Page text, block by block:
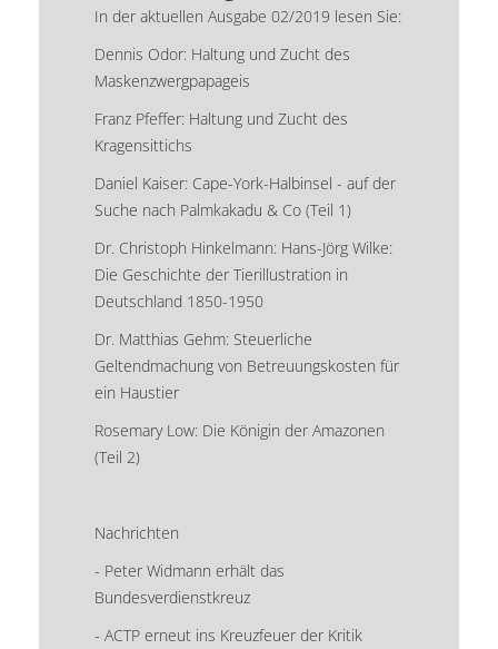
In der aktuellen Ausgabe 02/2019 lesen Sie:
Dennis Odor: Haltung und Zucht des
Maskenzwergpapageis
Franz Pfeffer: Haltung und Zucht des
Kragensittichs
Daniel Kaiser: Cape-York-Halbinsel - auf der
Suche nach Palmkakadu & Co (Teil 1)
Dr. Christoph Hinkelmann: Hans-Jörg Wilke:
Die Geschichte der Tierillustration in
Deutschland 1850-1950
Dr. Matthias Gehm: Steuerliche
Geltendmachung von Betreuungskosten für
ein Haustier
Rosemary Low: Die Königin der Amazonen
(Teil 2)
Nachrichten
- Peter Widmann erhält das
Bundesverdienstkreuz
- ACTP erneut ins Kreuzfeuer der Kritik